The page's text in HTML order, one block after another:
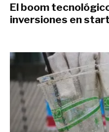
El boom
inversiones en